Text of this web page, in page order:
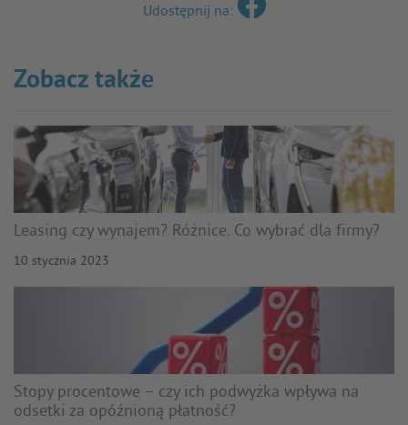
Udostępnij na:
Zobacz także
Leasing czy wynajem? Różnice. Co wybrać dla firmy?
10 stycznia 2023
Stopy procentowe – czy ich podwyżka wpływa na
odsetki za opóźnioną płatność?